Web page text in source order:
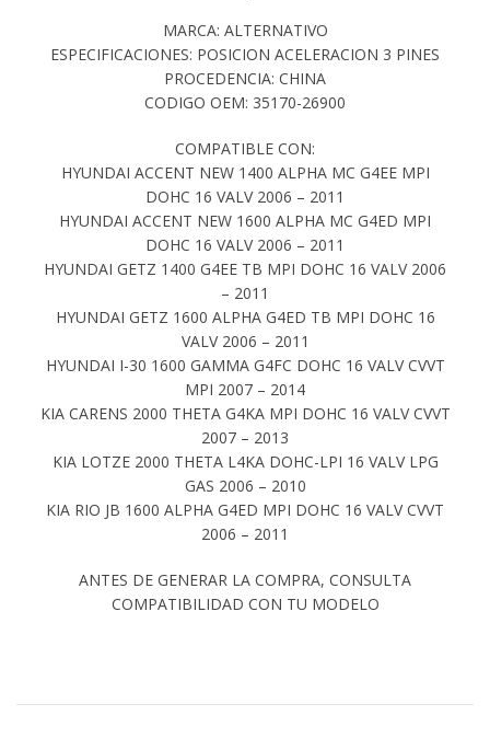
MARCA: ALTERNATIVO
ESPECIFICACIONES: POSICION ACELERACION 3 PINES
PROCEDENCIA: CHINA
CODIGO OEM: 35170-26900
COMPATIBLE CON:
HYUNDAI ACCENT NEW 1400 ALPHA MC G4EE MPI
DOHC 16 VALV 2006 – 2011
HYUNDAI ACCENT NEW 1600 ALPHA MC G4ED MPI
DOHC 16 VALV 2006 – 2011
HYUNDAI GETZ 1400 G4EE TB MPI DOHC 16 VALV 2006
– 2011
HYUNDAI GETZ 1600 ALPHA G4ED TB MPI DOHC 16
VALV 2006 – 2011
HYUNDAI I-30 1600 GAMMA G4FC DOHC 16 VALV CVVT
MPI 2007 – 2014
KIA CARENS 2000 THETA G4KA MPI DOHC 16 VALV CVVT
2007 – 2013
KIA LOTZE 2000 THETA L4KA DOHC-LPI 16 VALV LPG
GAS 2006 – 2010
KIA RIO JB 1600 ALPHA G4ED MPI DOHC 16 VALV CVVT
2006 – 2011
ANTES DE GENERAR LA COMPRA, CONSULTA
COMPATIBILIDAD CON TU MODELO